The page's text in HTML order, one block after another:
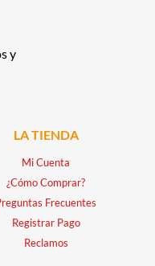
y
LA TIENDA
Mi Cuenta
¿Cómo Comprar?
Frecuentes
Registrar Pago
Reclamos